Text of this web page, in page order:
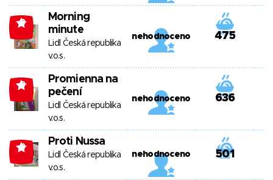
-3
Morning
minute
Lidl Česká republika
v.o.s.
nehodnoceno 475
-3
Promienna na
pečení
Lidl Česká republika
v.o.s.
nehodnoceno 636
-3 Proti Nussa
Lidl Česká republika
v.o.s.
nehodnoceno 501